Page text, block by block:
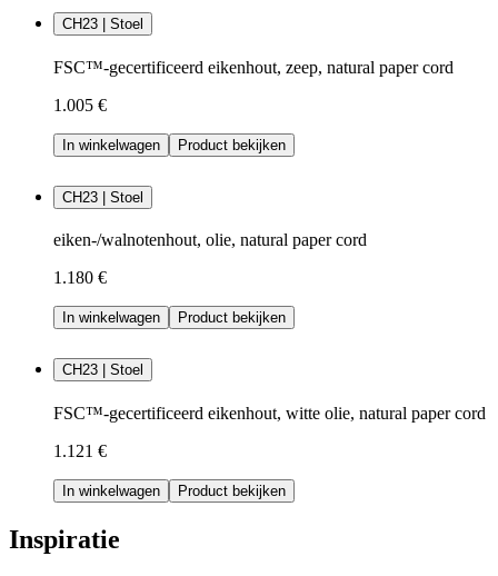
CH23 | Stoel
FSC™-gecertificeerd eikenhout, zeep, natural paper cord
1.005 €
In winkelwagen Product bekijken
CH23 | Stoel
eiken-/walnotenhout, olie, natural paper cord
1.180 €
In winkelwagen Product bekijken
CH23 | Stoel
FSC™-gecertificeerd eikenhout, witte olie, natural paper cord
1.121 €
In winkelwagen Product bekijken
Inspiratie